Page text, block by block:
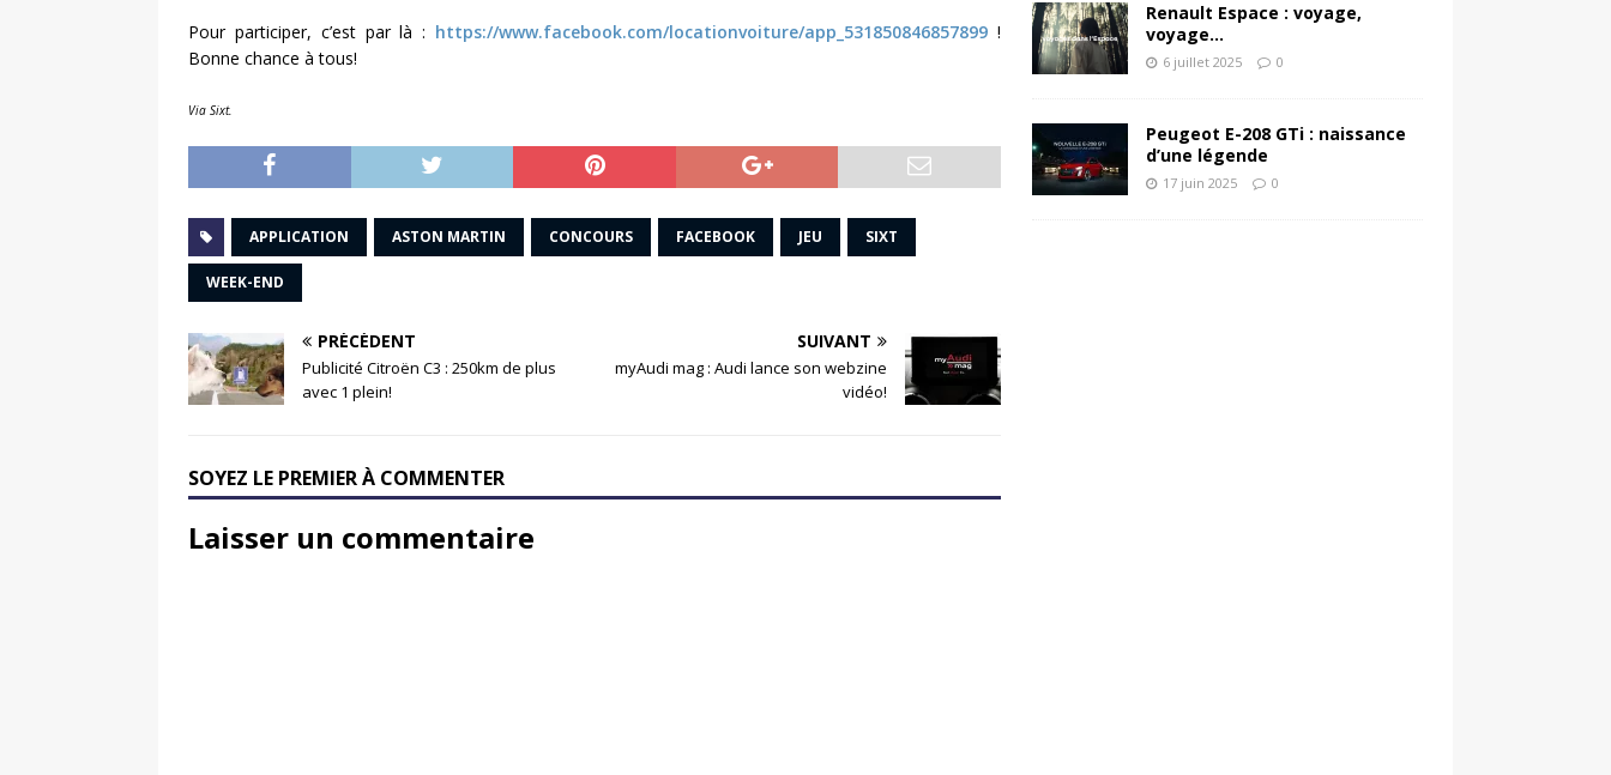
Pour participer, c’est par là : https://www.facebook.com/locationvoiture/app_531850846857899 !
Bonne chance à tous!
Via Sixt.
APPLICATION ASTON MARTIN CONCOURS FACEBOOK JEU SIXT
WEEK-END
PRÉCÉDENT
Publicité Citroën C3 : 250km de plus
avec 1 plein!
SUIVANT
myAudi mag : Audi lance son webzine
vidéo!
SOYEZ LE PREMIER À COMMENTER
Laisser un commentaire
Renault Espace : voyage,
voyage…
6 juillet 2025 0
Peugeot E-208 GTi : naissance
d’une légende
17 juin 2025 0